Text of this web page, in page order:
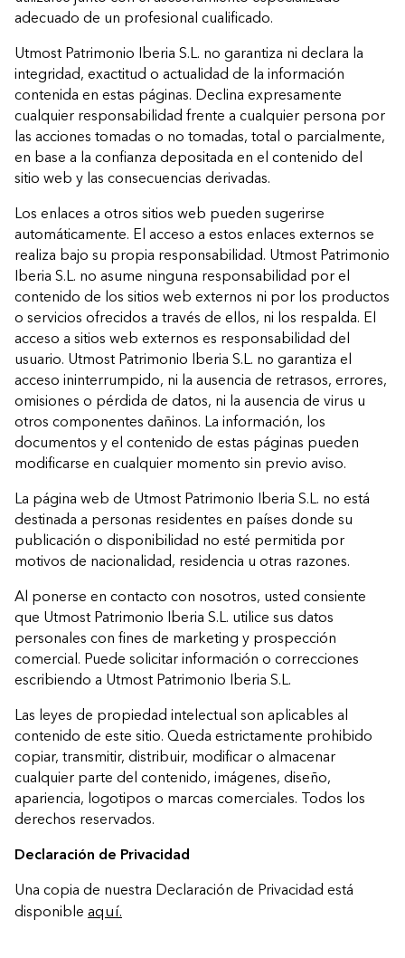
adecuado de un profesional cualificado.
Utmost Patrimonio Iberia S.L. no garantiza ni declara la
integridad, exactitud o actualidad de la información
contenida en estas páginas. Declina expresamente
cualquier responsabilidad frente a cualquier persona por
las acciones tomadas o no tomadas, total o parcialmente,
en base a la confianza depositada en el contenido del
sitio web y las consecuencias derivadas.
Los enlaces a otros sitios web pueden sugerirse
automáticamente. El acceso a estos enlaces externos se
realiza bajo su propia responsabilidad. Utmost Patrimonio
Iberia S.L. no asume ninguna responsabilidad por el
contenido de los sitios web externos ni por los productos
o servicios ofrecidos a través de ellos, ni los respalda. El
acceso a sitios web externos es responsabilidad del
usuario. Utmost Patrimonio Iberia S.L. no garantiza el
acceso ininterrumpido, ni la ausencia de retrasos, errores,
omisiones o pérdida de datos, ni la ausencia de virus u
otros componentes dañinos. La información, los
documentos y el contenido de estas páginas pueden
modificarse en cualquier momento sin previo aviso.
La página web de Utmost Patrimonio Iberia S.L. no está
destinada a personas residentes en países donde su
publicación o disponibilidad no esté permitida por
motivos de nacionalidad, residencia u otras razones.
Al ponerse en contacto con nosotros, usted consiente
que Utmost Patrimonio Iberia S.L. utilice sus datos
personales con fines de marketing y prospección
comercial. Puede solicitar información o correcciones
escribiendo a Utmost Patrimonio Iberia S.L.
Las leyes de propiedad intelectual son aplicables al
contenido de este sitio. Queda estrictamente prohibido
copiar, transmitir, distribuir, modificar o almacenar
cualquier parte del contenido, imágenes, diseño,
apariencia, logotipos o marcas comerciales. Todos los
derechos reservados.
Declaración de Privacidad
Una copia de nuestra Declaración de Privacidad está
disponible aquí.